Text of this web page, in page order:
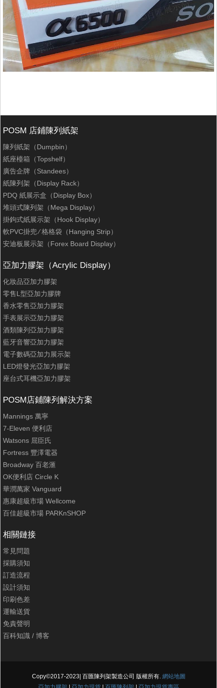
POSM 店鋪陳列紙架
陳列紙架（Dumpbin）
紙座檯箱（Topshelf）
廣告企牌（Standees）
紙陳列架（Display Rack）
PDQ 紙展示盒（Display Box）
堆頭式陳列架（Mega Display）
掛鉤式紙展示架（Hook Display）
軟PVC掛兜 ∕ 格格袋（Hanging Strip）
安迪板展示架（Forex Board Display）
亞加力膠架（Acrylic Display）
化妝品亞加力膠架
零售L型亞加力膠牌
香水零售亞加力膠架
手表展示亞加力膠架
酒類陳列亞加力膠架
藍牙音響亞加力膠架
電子數碼亞加力展示架
LED燈發光亞加力膠架
座台式耳機亞加力膠架
POSM店鋪陳列解決方案
Mannings 萬寧
7-Eleven 便利店
Watsons 屈臣氏
Fortress 豐澤電器
Broadway 百老滙
OK便利店 Circle K
華潤萬家 Vanguard
惠康超級市場 Wellcome
百佳超級市場 PARKnSHOP
相關鏈接
常見問題
採購須知
訂造流程
設計須知
印刷色差
運輸送貨
免責聲明
百科知識 / 博客
Copy©2017-2023| 百匯陳列架製造公司 版權所有. 網站地圖